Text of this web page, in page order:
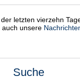
letzten vierzehn
auch unsere
Suche